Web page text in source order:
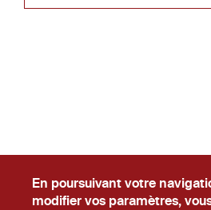
Newslecteur
En poursuivant votre
modifier vos paramètres,